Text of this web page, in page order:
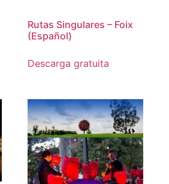
Rutas Singulares – Foix
(Español)
Descarga gratuita